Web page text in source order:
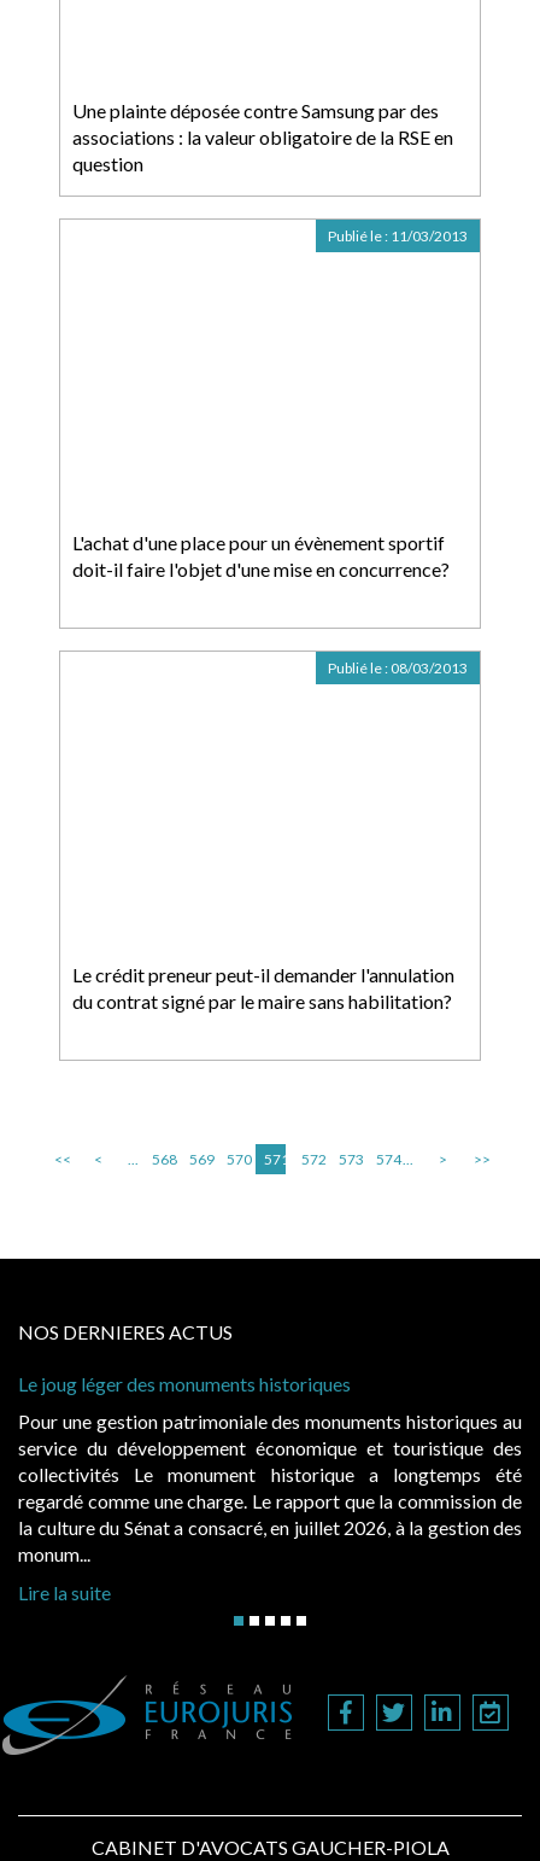
Une plainte déposée contre Samsung par des
associations : la valeur obligatoire de la RSE en
question
L'achat d'une place pour un évènement sportif
doit-il faire l'objet d'une mise en concurrence?
Publié le : 11/03/2013
Le crédit preneur peut-il demander l'annulation
du contrat signé par le maire sans habilitation?
Publié le : 08/03/2013
<< < ... 568 569 570 571 572 573 574... > >>
NOS DERNIERES ACTUS
Le joug léger des monuments historiques
Pour une gestion patrimoniale des monuments historiques au
service du développement économique et touristique des
collectivités Le monument historique a longtemps été
regardé comme une charge. Le rapport que la commission de
la culture du Sénat a consacré, en juillet 2026, à la gestion des
monum...
Lire la suite
CABINET D'AVOCATS GAUCHER-PIOLA